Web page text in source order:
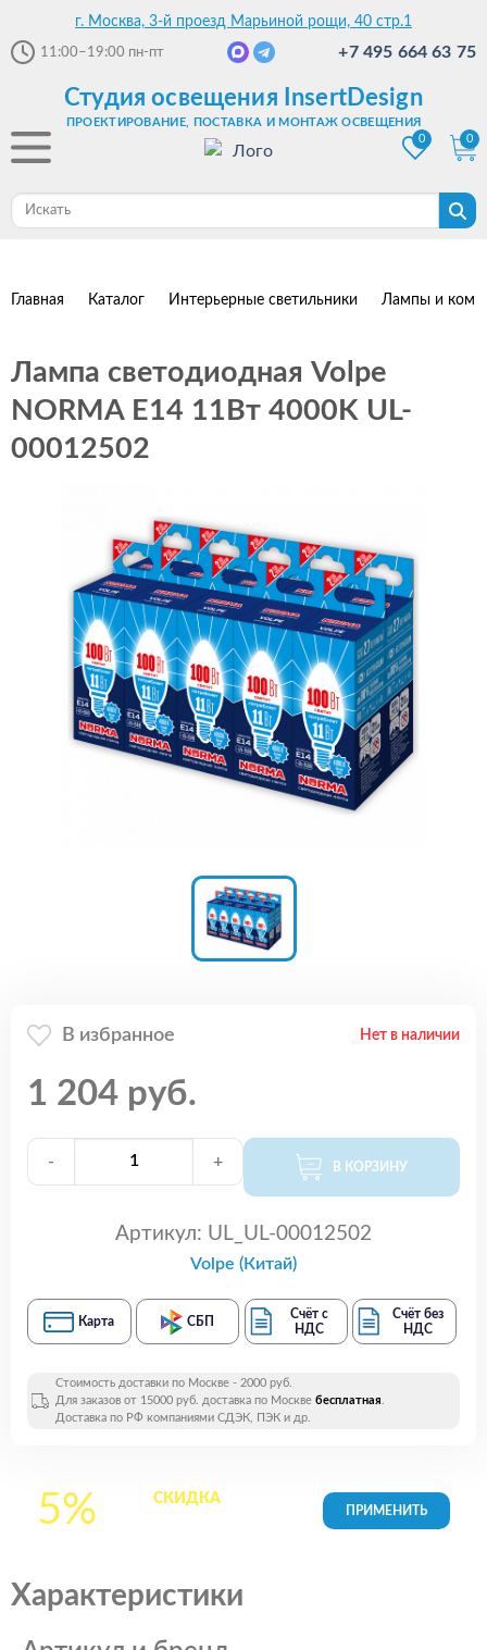
г. Москва, 3-й проезд Марьиной рощи, 40 стр.1
11:00–19:00 пн-пт +7 495 664 63 75
Студия освещения InsertDesign
ПРОЕКТИРОВАНИЕ, ПОСТАВКА И МОНТАЖ ОСВЕЩЕНИЯ
0
0
Главная Каталог Интерьерные светильники Лампы и
Лампа светодиодная Volpe
NORMA E14 11Вт 4000K UL-
00012502
В избранное Нет в наличии
1 204 руб.
- + В КОРЗИНУ
Артикул: UL_UL-00012502
Volpe (Китай)
Карта СБП
Счёт с
НДС
Счёт без
НДС
Стоимость доставки по Москве - 2000 руб.
Для заказов от 15000 руб. доставка по Москве бесплатная.
Доставка по РФ компаниями СДЭК, ПЭК и др.
5% СКИДКАна все
Характеристики